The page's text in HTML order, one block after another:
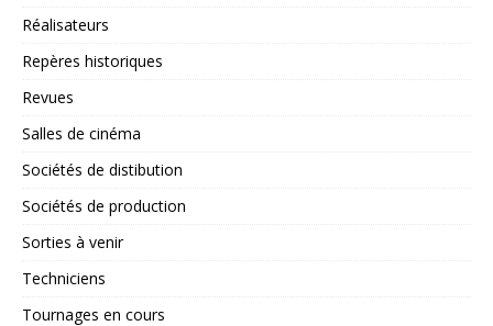
Réalisateurs
Repères historiques
Revues
Salles de cinéma
Sociétés de distibution
Sociétés de production
Sorties à venir
Techniciens
Tournages en cours